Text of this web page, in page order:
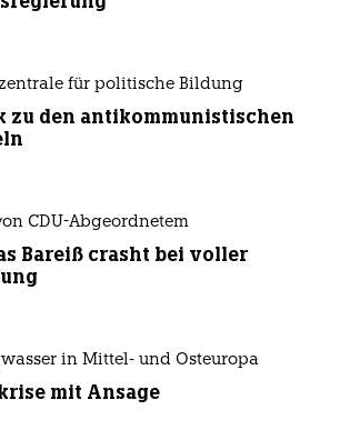
für politische Bildung
zu den antikommunistischen
CDU-Abgeordnetem
Bareiß crasht bei voller
in Mittel- und Osteuropa
mit Ansage